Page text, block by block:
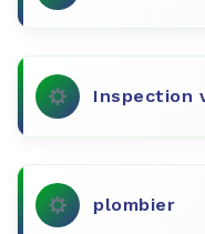
Inspection
plombier